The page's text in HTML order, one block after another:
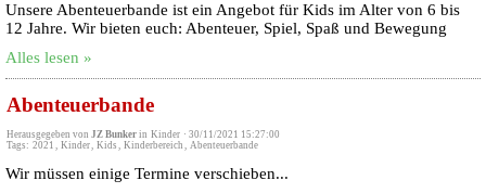
Unsere Abenteuerbande ist ein Angebot für Kids im Alter von 6 bis
12 Jahre. Wir bieten euch: Abenteuer, Spiel, Spaß und Bewegung
Alles lesen »
Abenteuerbande
Herausgegeben von JZ Bunker in Kinder · 30/11/2021 15:27:00
Tags: 2021 , Kinder, Kids , Kinderbereich , Abenteuerbande
Wir müssen einige Termine verschieben...